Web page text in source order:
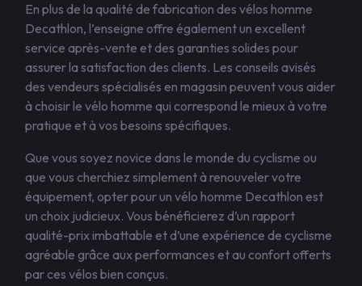
En plus de la qualité de fabrication des vélos homme
Decathlon, l’enseigne offre également un excellent
service après-vente et des garanties solides pour
assurer la satisfaction des clients. Les conseils avisés
des vendeurs spécialisés en magasin peuvent vous aider
à choisir le vélo homme qui correspond le mieux à votre
pratique et à vos besoins spécifiques.
Que vous soyez novice dans le monde du cyclisme ou
que vous cherchiez simplement à renouveler votre
équipement, opter pour un vélo homme Decathlon est
un choix judicieux. Vous bénéficierez d’un rapport
qualité-prix imbattable et d’une expérience de cyclisme
agréable grâce aux performances et au confort offerts
par ces vélos bien conçus.